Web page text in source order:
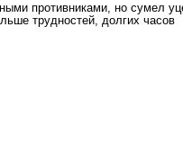
противниками, но сумел
трудностей, долгих часов